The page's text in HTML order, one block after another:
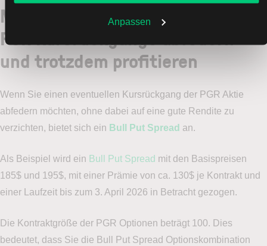
jederzeit in denCookie-Einstellungenändern. Weitere
Datenschutzerklärung
Anpassen
Mit einem Bull Put Spread auf
PGR Kursrückgänge abfedern
und trotzdem profitieren
Wenn Sie einen eventuellen Kursrückgang der PGR Aktie
abfedern möchten, ohne dabei auf eine gute Rendite zu
verzichten, bietet sich ein Bull Put Spread an.
Als Beispiel wird ein Bull Put Spread mit den Basispreisen
185$ und 195$, mit einer Prämie von ca. 130$ je Kontrakt und
einer Laufzeit bis zum 3. April 2026 in Betracht gezogen.
Die Kontraktgröße der PGR Optionen beträgt 100. Dies
bedeutet, dass Sie die Bull Put Spread Optionskombination